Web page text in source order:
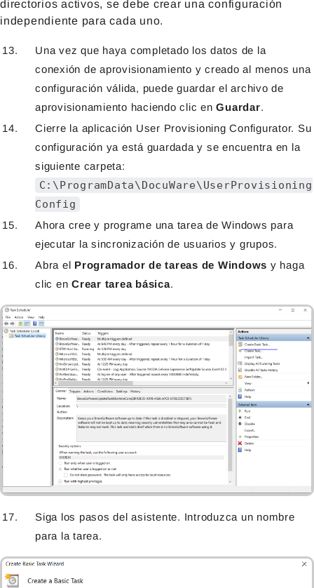
directorios activos, se debe crear una configuración
independiente para cada uno.
Una vez que haya completado los datos de la
conexión de aprovisionamiento y creado al menos una
configuración válida, puede guardar el archivo de
aprovisionamiento haciendo clic enGuardar.
Cierre la aplicación User Provisioning Configurator. Su
configuración ya está guardada y se encuentra en la
siguiente carpeta:
C:\ProgramData\DocuWare\UserProvisioning
Config
Ahora cree y programe una tarea de Windows para
ejecutar la sincronización de usuarios y grupos.
Abra el Programador de tareas de Windows y haga
clic en Crear tarea básica.
Siga los pasos del asistente. Introduzca un nombre
para la tarea.